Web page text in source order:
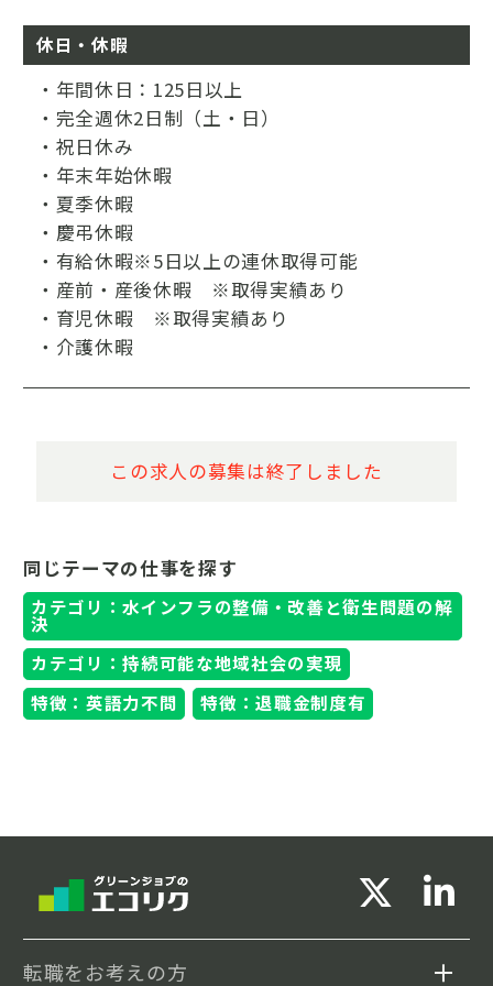
休日・休暇
・年間休日：125日以上
・完全週休2日制（土・日）
・祝日休み
・年末年始休暇
・夏季休暇
・慶弔休暇
・有給休暇※5日以上の連休取得可能
・産前・産後休暇 ※取得実績あり
・育児休暇 ※取得実績あり
・介護休暇
この求人の募集は終了しました
同じテーマの仕事を探す
カテゴリ：水インフラの整備・改善と衛生問題の解
決
カテゴリ：持続可能な地域社会の実現
特徴：英語力不問
特徴：退職金制度有
転職をお考えの方